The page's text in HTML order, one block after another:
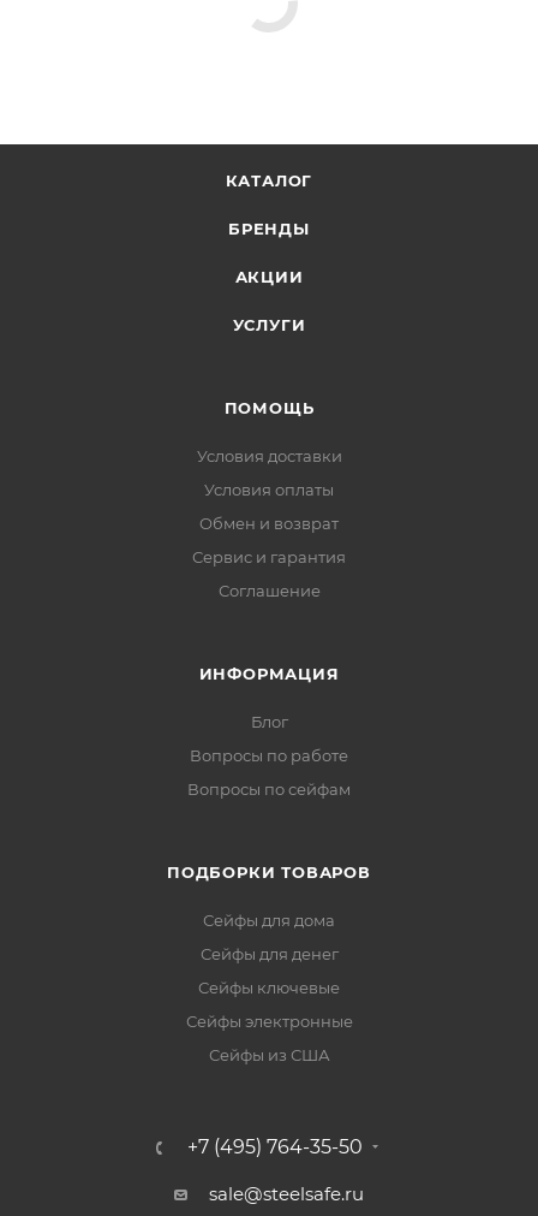
КАТАЛОГ
БРЕНДЫ
АКЦИИ
УСЛУГИ
ПОМОЩЬ
Условия доставки
Условия оплаты
Обмен и возврат
Сервис и гарантия
Соглашение
ИНФОРМАЦИЯ
Блог
Вопросы по работе
Вопросы по сейфам
ПОДБОРКИ ТОВАРОВ
Сейфы для дома
Сейфы для денег
Сейфы ключевые
Сейфы электронные
Сейфы из США
+7 (495) 764-35-50
sale@steelsafe.ru